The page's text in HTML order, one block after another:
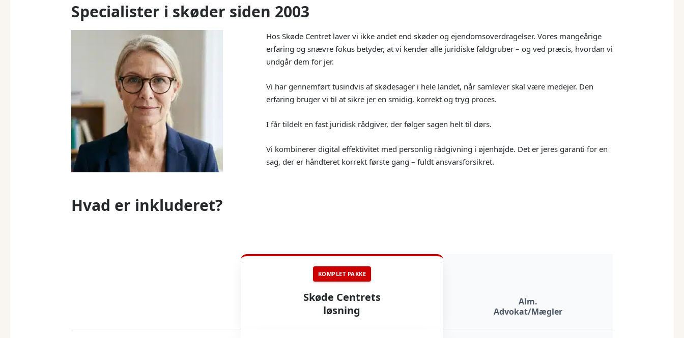
Specialister i skøder siden 2003
Hos Skøde Centret laver vi ikke andet end skøder og ejendomsoverdragelser. Vores mangeårige
erfaring og snævre fokus betyder, at vi kender alle juridiske faldgruber – og ved præcis, hvordan vi
undgår dem for jer.
Vi har gennemført tusindvis af skødesager i hele landet, når samlever skal være medejer. Den
erfaring bruger vi til at sikre jer en smidig, korrekt og tryg proces.
I får tildelt en fast juridisk rådgiver, der følger sagen helt til dørs.
Vi kombinerer digital effektivitet med personlig rådgivning i øjenhøjde. Det er jeres garanti for en
sag, der er håndteret korrekt første gang – fuldt ansvarsforsikret.
Hvad er inkluderet?
KOMPLET PAKKE
Skøde Centrets
løsning
Alm.
Advokat/Mægler